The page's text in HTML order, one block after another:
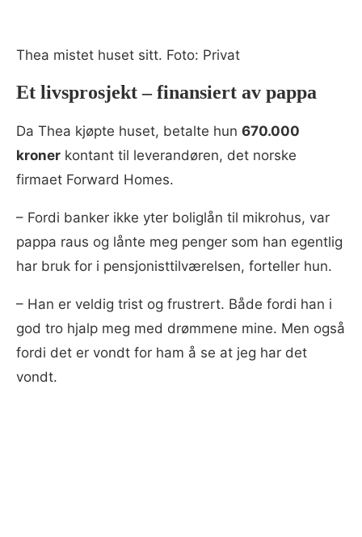
Thea mistet huset sitt. Foto: Privat
Et livsprosjekt – finansiert av pappa
Da Thea kjøpte huset, betalte hun 670.000
kroner kontant til leverandøren, det norske
firmaet Forward Homes.
–⁠ Fordi banker ikke yter boliglån til mikrohus, var
pappa raus og lånte meg penger som han egentlig
har bruk for i pensjonisttilværelsen, forteller hun.
–⁠ Han er veldig trist og frustrert. Både fordi han i
god tro hjalp meg med drømmene mine. Men også
fordi det er vondt for ham å se at jeg har det
vondt.